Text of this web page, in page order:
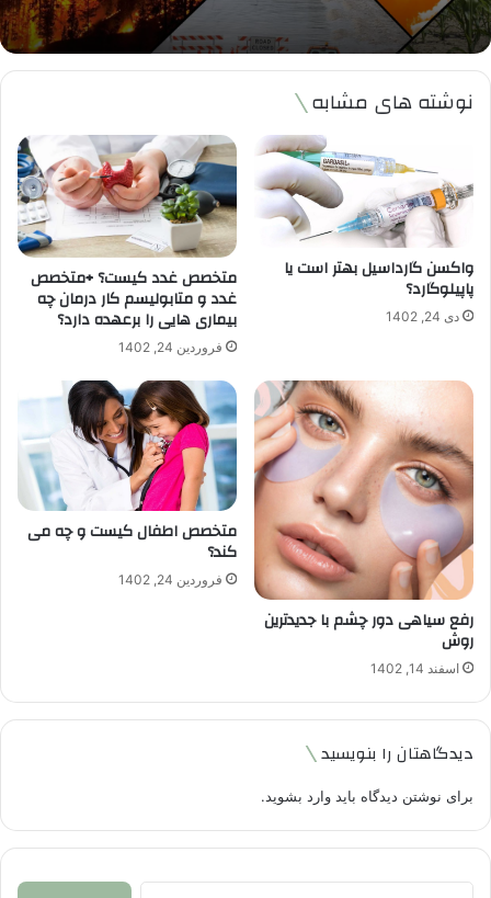
نوشته های مشابه
واکسن گارداسیل بهتر است یا
پاپیلوگارد؟
دی 24, 1402
متخصص غدد کیست؟ +متخصص
غدد و متابولیسم کار درمان چه
بیماری هایی را برعهده دارد؟
فروردین 24, 1402
رفع سیاهی دور چشم با جدیدترین
روش
اسفند 14, 1402
متخصص اطفال کیست و چه می
کند؟
فروردین 24, 1402
دیدگاهتان را بنویسید
برای نوشتن دیدگاه باید وارد بشوید.
جستجو